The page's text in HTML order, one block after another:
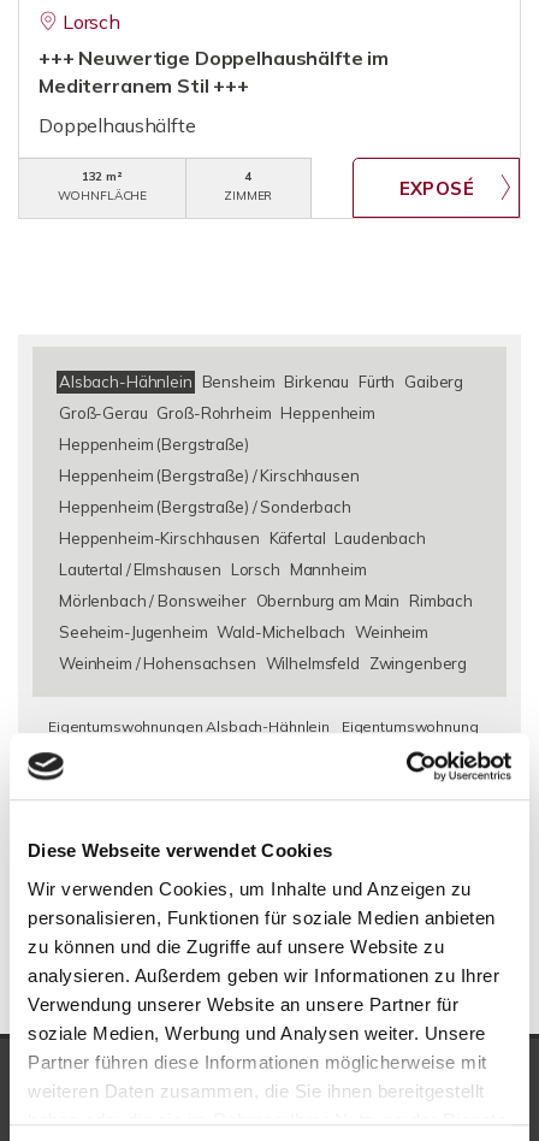
Diese Webseite verwendet Cookies
Wir verwenden Cookies, um Inhalte und Anzeigen zu
personalisieren, Funktionen für soziale Medien anbieten
zu können und die Zugriffe auf unsere Website zu
analysieren. Außerdem geben wir Informationen zu Ihrer
Verwendung unserer Website an unsere Partner für
soziale Medien, Werbung und Analysen weiter. Unsere
Partner führen diese Informationen möglicherweise mit
weiteren Daten zusammen, die Sie ihnen bereitgestellt
haben oder die sie im Rahmen Ihrer Nutzung der Dienste
Lorsch
+++ Neuwertige Doppelhaushälfte im
Mediterranem Stil +++
Doppelhaushälfte
132 m²
WOHNFLÄCHE
4
ZIMMER
Alsbach-Hähnlein Bensheim Birkenau Fürth
Gaiberg
Groß-Gerau Groß-Rohrheim Heppenheim
Heppenheim (Bergstraße)
Heppenheim (Bergstraße) / Kirschhausen
Heppenheim (Bergstraße) / Sonderbach
Heppenheim-Kirschhausen
Käfertal Laudenbach
Lautertal / Elmshausen
Lorsch
Mannheim
Mörlenbach / Bonsweiher Obernburg am Main
Rimbach
Seeheim-Jugenheim Wald-Michelbach Weinheim
Weinheim / Hohensachsen Wilhelmsfeld Zwingenberg
Eigentumswohnungen Alsbach-Hähnlein
Eigentumswohnung
Alsbach-Hähnlein
Wohnungen
Alsbach-Hähnlein
Wohnung Alsbach-Hähnlein
Alsbach-Hähnlein
Immobilie Alsbach-Hähnlein
Immobilien
Alsbach-Hähnlein
Immobilienkauf Alsbach-Hähnlein
UNSERE AUSZEICHNUNGEN